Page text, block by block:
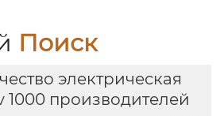
Поиск
электрическая
1000 производителей